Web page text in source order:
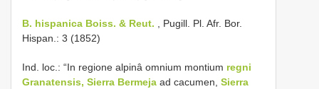
B. hispanica Boiss. & Reut. , Pugill. Pl. Afr. Bor.
Hispan.: 3 (1852)
Ind. loc.: “In regione alpinâ omnium montium regni
Granatensis, Sierra Bermeja ad cacumen, Sierra